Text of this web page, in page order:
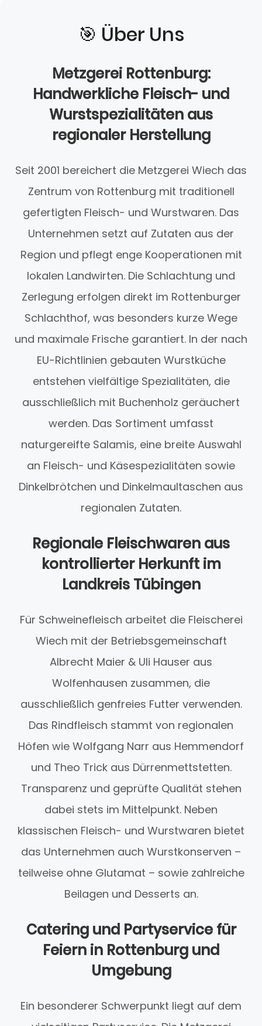
🎯️ Über Uns
Metzgerei Rottenburg:
Handwerkliche Fleisch- und
Wurstspezialitäten aus
regionaler Herstellung
Seit 2001 bereichert die Metzgerei Wiech das
Zentrum von Rottenburg mit traditionell
gefertigten Fleisch- und Wurstwaren. Das
Unternehmen setzt auf Zutaten aus der
Region und pflegt enge Kooperationen mit
lokalen Landwirten. Die Schlachtung und
Zerlegung erfolgen direkt im Rottenburger
Schlachthof, was besonders kurze Wege
und maximale Frische garantiert. In der nach
EU-Richtlinien gebauten Wurstküche
entstehen vielfältige Spezialitäten, die
ausschließlich mit Buchenholz geräuchert
werden. Das Sortiment umfasst
naturgereifte Salamis, eine breite Auswahl
an Fleisch- und Käsespezialitäten sowie
Dinkelbrötchen und Dinkelmaultaschen aus
regionalen Zutaten.
Regionale Fleischwaren aus
kontrollierter Herkunft im
Landkreis Tübingen
Für Schweinefleisch arbeitet die Fleischerei
Wiech mit der Betriebsgemeinschaft
Albrecht Maier & Uli Hauser aus
Wolfenhausen zusammen, die
ausschließlich genfreies Futter verwenden.
Das Rindfleisch stammt von regionalen
Höfen wie Wolfgang Narr aus Hemmendorf
und Theo Trick aus Dürrenmettstetten.
Transparenz und geprüfte Qualität stehen
dabei stets im Mittelpunkt. Neben
klassischen Fleisch- und Wurstwaren bietet
das Unternehmen auch Wurstkonserven –
teilweise ohne Glutamat – sowie zahlreiche
Beilagen und Desserts an.
Catering und Partyservice für
Feiern in Rottenburg und
Umgebung
Ein besonderer Schwerpunkt liegt auf dem